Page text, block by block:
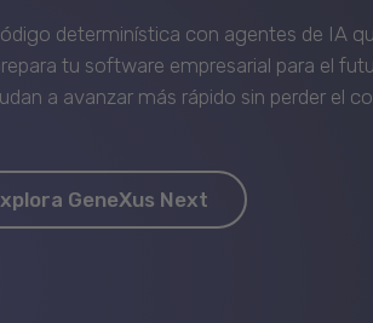
determinística con agentes de IA
tu software empresarial para el
a avanzar más rápido sin perder el
GeneXus Next